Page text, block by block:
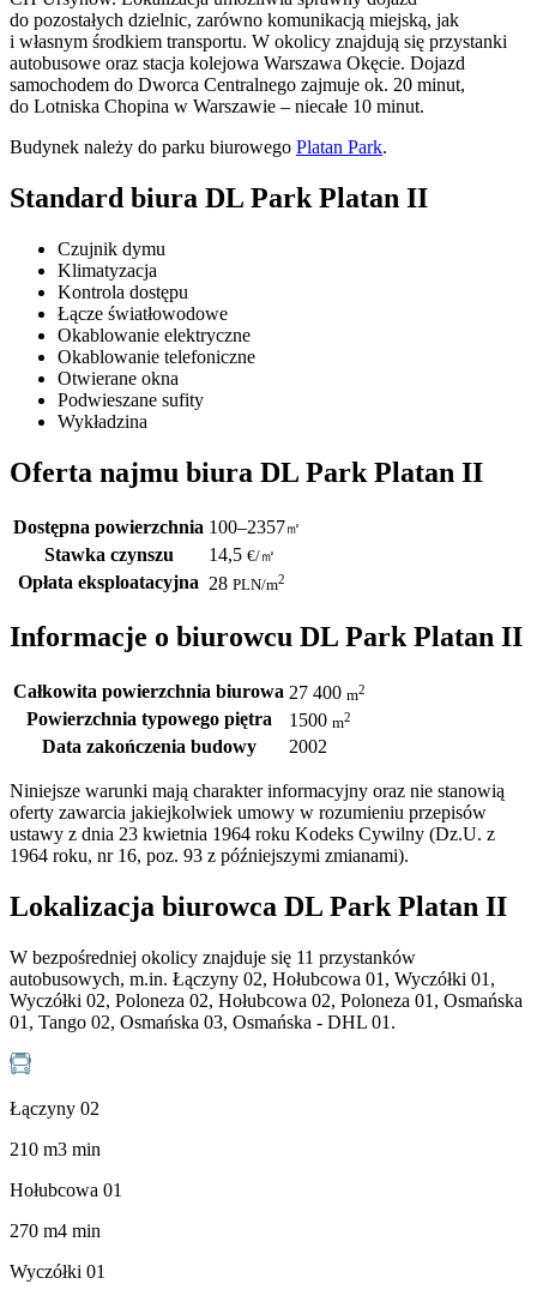
do pozostałych dzielnic, zarówno komunikacją miejską, jak
i własnym środkiem transportu. W okolicy znajdują się przystanki
autobusowe oraz stacja kolejowa Warszawa Okęcie. Dojazd
samochodem do Dworca Centralnego zajmuje ok. 20 minut,
do Lotniska Chopina w Warszawie – niecałe 10 minut.
Budynek należy do parku biurowego Platan Park.
Standard biura DL Park Platan II
Czujnik dymu
Klimatyzacja
Kontrola dostępu
Łącze światłowodowe
Okablowanie elektryczne
Okablowanie telefoniczne
Otwierane okna
Podwieszane sufity
Wykładzina
Oferta najmu biura DL Park Platan II
Dostępna powierzchnia 100–2357㎡
Stawka czynszu 14,5 €/㎡
Opłata eksploatacyjna 28 PLN/m2
Informacje o biurowcu DL Park Platan II
Całkowita powierzchnia biurowa 27 400 m2
Powierzchnia typowego piętra 1500 m2
Data zakończenia budowy 2002
Niniejsze warunki mają charakter informacyjny oraz nie stanowią
oferty zawarcia jakiejkolwiek umowy w rozumieniu przepisów
ustawy z dnia 23 kwietnia 1964 roku Kodeks Cywilny (Dz.U. z
1964 roku, nr 16, poz. 93 z późniejszymi zmianami).
Lokalizacja biurowca DL Park Platan II
W bezpośredniej okolicy znajduje się 11 przystanków
autobusowych, m.in. Łączyny 02, Hołubcowa 01, Wyczółki 01,
Wyczółki 02, Poloneza 02, Hołubcowa 02, Poloneza 01, Osmańska
01, Tango 02, Osmańska 03, Osmańska - DHL 01.
Łączyny 02
210 m3 min
Hołubcowa 01
270 m4 min
Wyczółki 01